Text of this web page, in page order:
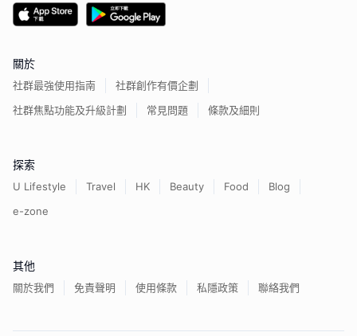
關於
社群最強使用指南
社群創作有價企劃
社群焦點功能及升級計劃
常見問題 條款及細則
探索
U Lifestyle Travel HK Beauty Food
Blog
e-zone
其他
關於我們 免責聲明 使用條款 私隱政策 聯絡我們